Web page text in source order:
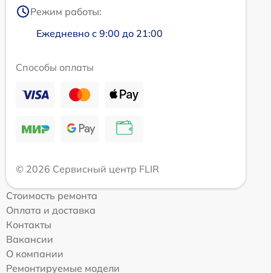
Режим работы:
Ежедневно с 9:00 до 21:00
Способы оплаты
© 2026 Сервисный центр FLIR
Стоимость ремонта
Оплата и доставка
Контакты
Вакансии
О компании
Ремонтируемые модели